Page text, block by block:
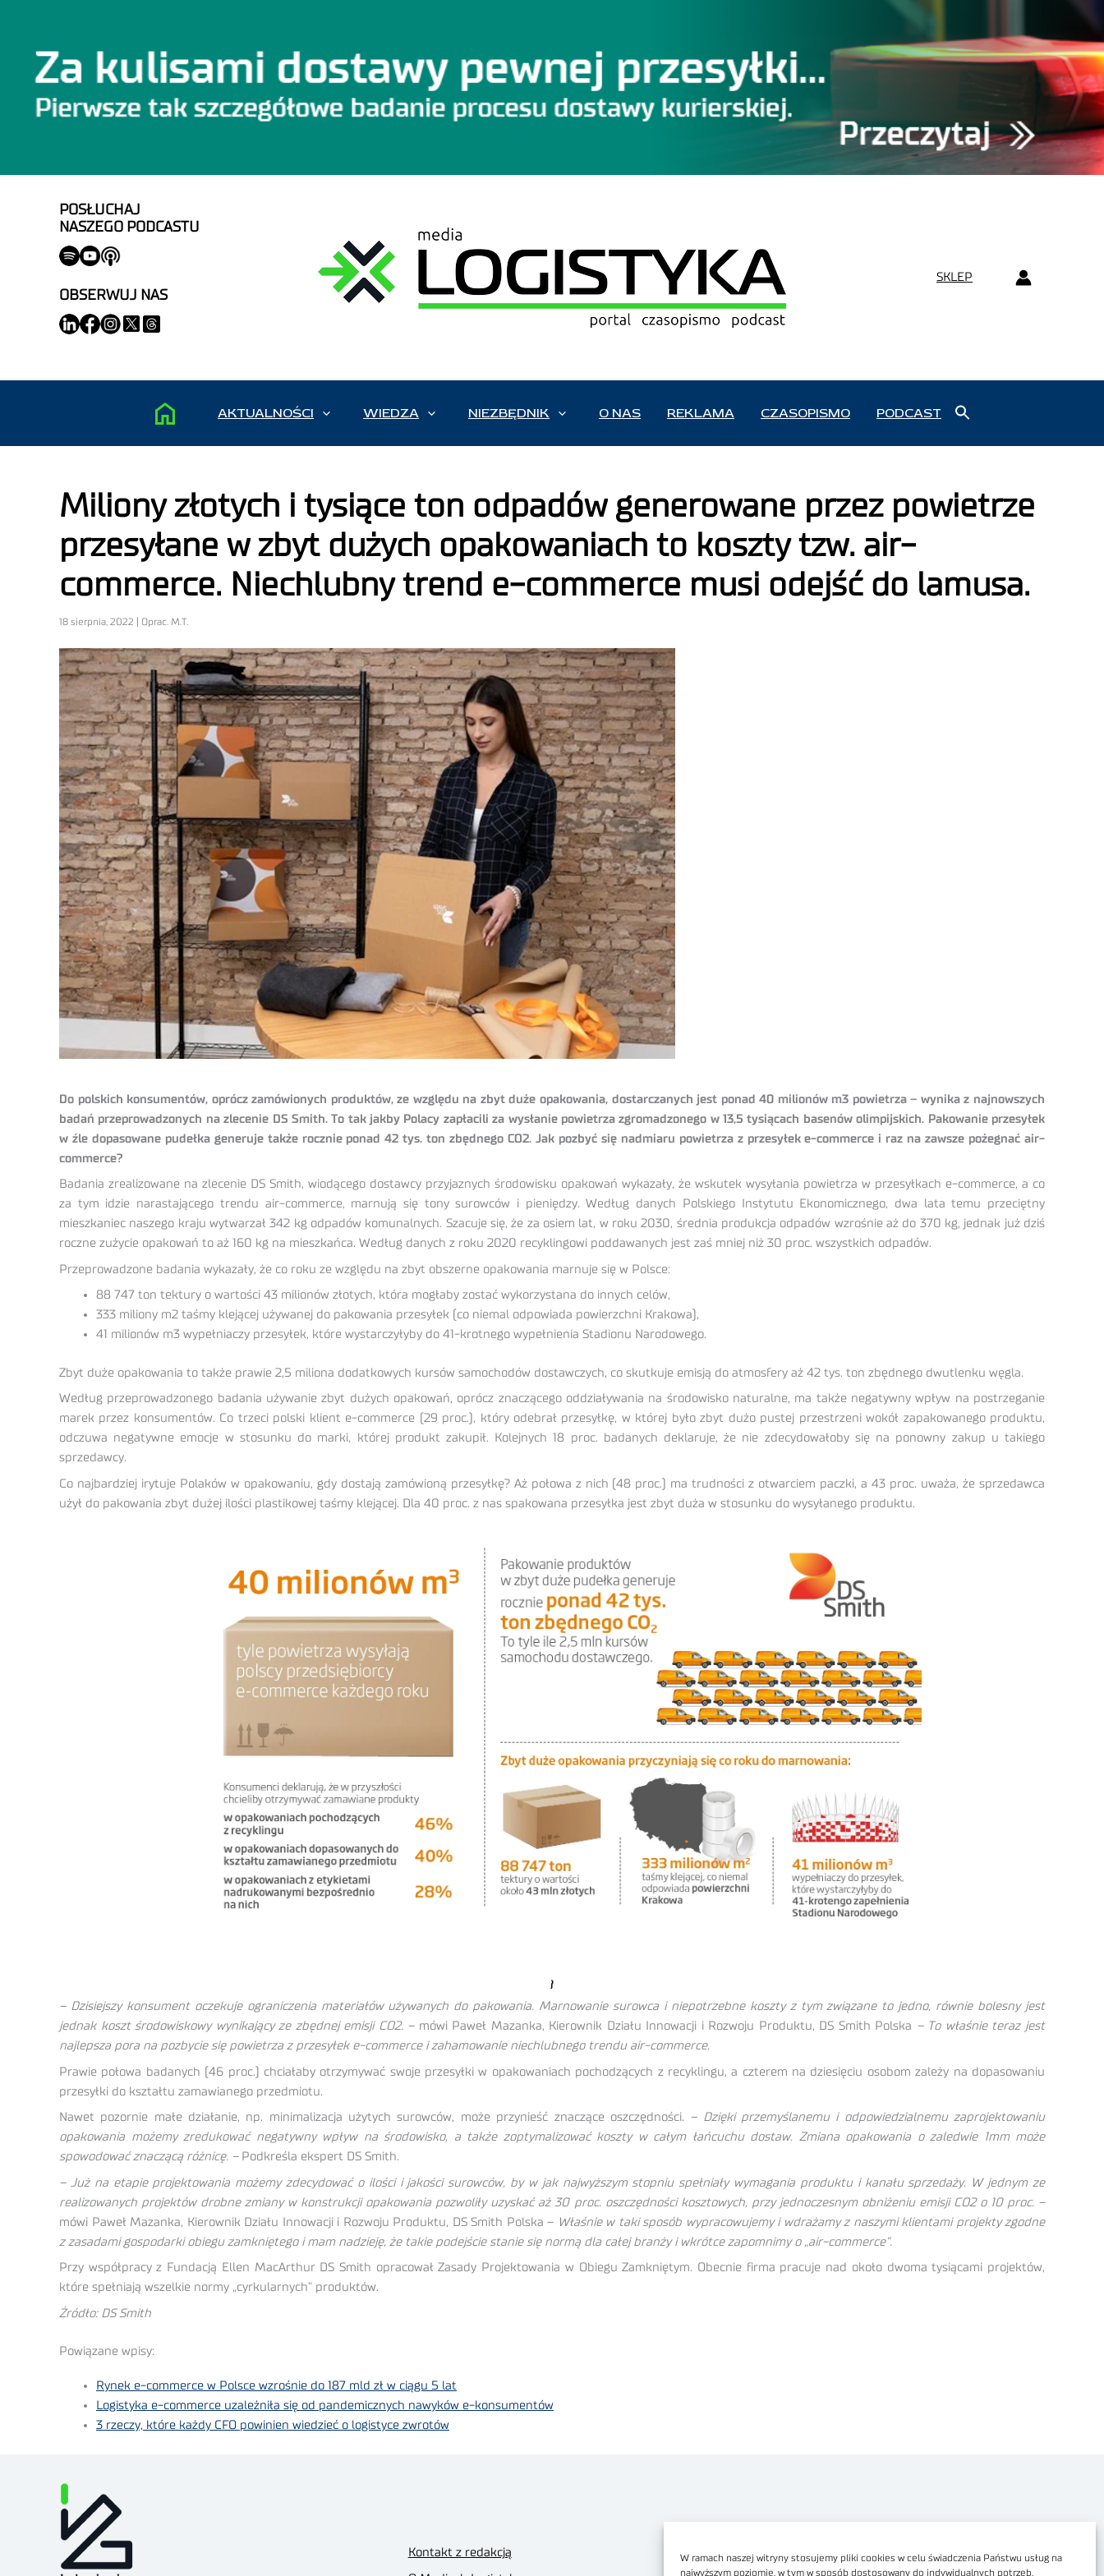
W ramach naszej witryny stosujemy pliki cookies w celu świadczenia Państwu usług na
najwyższym poziomie, w tym w sposób dostosowany do indywidualnych potrzeb.
POSŁUCHAJ
NASZEGO PODCASTU
OBSERWUJ NAS
SKLEP
AKTUALNOŚCI WIEDZA NIEZBĘDNIK O NAS REKLAMA CZASOPISMO PODCAST
Miliony złotych i tysiące ton odpadów generowane przez powietrze
przesyłane w zbyt dużych opakowaniach to koszty tzw. air-
commerce. Niechlubny trend e-commerce musi odejść do lamusa.
18 sierpnia, 2022 | Oprac. M.T.
Do polskich konsumentów, oprócz zamówionych produktów, ze względu na zbyt duże opakowania, dostarczanych jest ponad 40 milionów m3 powietrza – wynika z najnowszych
badań przeprowadzonych na zlecenie DS Smith. To tak jakby Polacy zapłacili za wysłanie powietrza zgromadzonego w 13,5 tysiącach basenów olimpijskich. Pakowanie przesyłek
w źle dopasowane pudełka generuje także rocznie ponad 42 tys. ton zbędnego CO2. Jak pozbyć się nadmiaru powietrza z przesyłek e-commerce i raz na zawsze pożegnać air-
commerce?
Badania zrealizowane na zlecenie DS Smith, wiodącego dostawcy przyjaznych środowisku opakowań wykazały, że wskutek wysyłania powietrza w przesyłkach e-commerce, a co
za tym idzie narastającego trendu air-commerce, marnują się tony surowców i pieniędzy. Według danych Polskiego Instytutu Ekonomicznego, dwa lata temu przeciętny
mieszkaniec naszego kraju wytwarzał 342 kg odpadów komunalnych. Szacuje się, że za osiem lat, w roku 2030, średnia produkcja odpadów wzrośnie aż do 370 kg, jednak już dziś
roczne zużycie opakowań to aż 160 kg na mieszkańca. Według danych z roku 2020 recyklingowi poddawanych jest zaś mniej niż 30 proc. wszystkich odpadów.
Przeprowadzone badania wykazały, że co roku ze względu na zbyt obszerne opakowania marnuje się w Polsce:
88 747 ton tektury o wartości 43 milionów złotych, która mogłaby zostać wykorzystana do innych celów,
333 miliony m2 taśmy klejącej używanej do pakowania przesyłek (co niemal odpowiada powierzchni Krakowa),
41 milionów m3 wypełniaczy przesyłek, które wystarczyłyby do 41-krotnego wypełnienia Stadionu Narodowego.
Zbyt duże opakowania to także prawie 2,5 miliona dodatkowych kursów samochodów dostawczych, co skutkuje emisją do atmosfery aż 42 tys. ton zbędnego dwutlenku węgla.
Według przeprowadzonego badania używanie zbyt dużych opakowań, oprócz znaczącego oddziaływania na środowisko naturalne, ma także negatywny wpływ na postrzeganie
marek przez konsumentów. Co trzeci polski klient e-commerce (29 proc.), który odebrał przesyłkę, w której było zbyt dużo pustej przestrzeni wokół zapakowanego produktu,
odczuwa negatywne emocje w stosunku do marki, której produkt zakupił. Kolejnych 18 proc. badanych deklaruje, że nie zdecydowałoby się na ponowny zakup u takiego
sprzedawcy.
Co najbardziej irytuje Polaków w opakowaniu, gdy dostają zamówioną przesyłkę? Aż połowa z nich (48 proc.) ma trudności z otwarciem paczki, a 43 proc. uważa, że sprzedawca
użył do pakowania zbyt dużej ilości plastikowej taśmy klejącej. Dla 40 proc. z nas spakowana przesyłka jest zbyt duża w stosunku do wysyłanego produktu.
– Dzisiejszy konsument oczekuje ograniczenia materiałów używanych do pakowania. Marnowanie surowca i niepotrzebne koszty z tym związane to jedno, równie bolesny jest
jednak koszt środowiskowy wynikający ze zbędnej emisji CO2. –mówi Paweł Mazanka, Kierownik Działu Innowacji i Rozwoju Produktu, DS Smith Polska – To właśnie teraz jest
najlepsza pora na pozbycie się powietrza z przesyłek e-commerce i zahamowanie niechlubnego trendu air-commerce.
Prawie połowa badanych (46 proc.) chciałaby otrzymywać swoje przesyłki w opakowaniach pochodzących z recyklingu, a czterem na dziesięciu osobom zależy na dopasowaniu
przesyłki do kształtu zamawianego przedmiotu.
Nawet pozornie małe działanie, np. minimalizacja użytych surowców, może przynieść znaczące oszczędności. – Dzięki przemyślanemu i odpowiedzialnemu zaprojektowaniu
opakowania możemy zredukować negatywny wpływ na środowisko, a także zoptymalizować koszty w całym łańcuchu dostaw. Zmiana opakowania o zaledwie 1mm może
spowodować znaczącą różnicę. –Podkreśla ekspert DS Smith.
– Już na etapie projektowania możemy zdecydować o ilości i jakości surowców, by w jak najwyższym stopniu spełniały wymagania produktu i kanału sprzedaży. W jednym ze
realizowanych projektów drobne zmiany w konstrukcji opakowania pozwoliły uzyskać aż 30 proc. oszczędności kosztowych, przy jednoczesnym obniżeniu emisji CO2 o 10 proc. –
mówi Paweł Mazanka, Kierownik Działu Innowacji i Rozwoju Produktu, DS Smith Polska – Właśnie w taki sposób wypracowujemy i wdrażamy z naszymi klientami projekty zgodne
z zasadami gospodarki obiegu zamkniętego i mam nadzieję, że takie podejście stanie się normą dla całej branży i wkrótce zapomnimy o „air-commerce”.
Przy współpracy z Fundacją Ellen MacArthur DS Smith opracował Zasady Projektowania w Obiegu Zamkniętym. Obecnie firma pracuje nad około dwoma tysiącami projektów,
które spełniają wszelkie normy „cyrkularnych” produktów.
Żródło: DS Smith
Powiązane wpisy:
Rynek e-commerce w Polsce wzrośnie do 187 mld zł w ciągu 5 lat
Logistyka e-commerce uzależniła się od pandemicznych nawyków e-konsumentów
3 rzeczy, które każdy CFO powinien wiedzieć o logistyce zwrotów
Kontakt z redakcją Dostępność cyfrowa